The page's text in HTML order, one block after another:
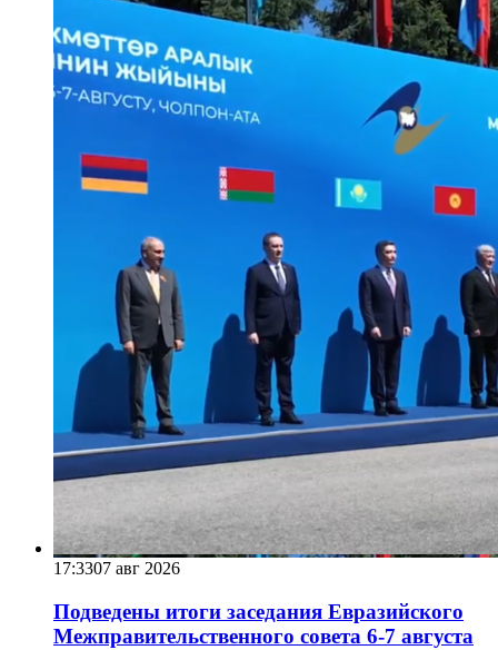
17:3307 авг 2026
Подведены итоги заседания Евразийского
Межправительственного совета 6-7 августа